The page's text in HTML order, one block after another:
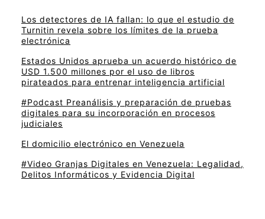
Los detectores de IA fallan: lo que el estudio de
Turnitin revela sobre los límites de la prueba
electrónica
Estados Unidos aprueba un acuerdo histórico de
USD 1.500 millones por el uso de libros
pirateados para entrenar inteligencia artificial
#Podcast Preanálisis y preparación de pruebas
digitales para su incorporación en procesos
judiciales
El domicilio electrónico en Venezuela
#Video Granjas Digitales en Venezuela: Legalidad,
Delitos Informáticos y Evidencia Digital